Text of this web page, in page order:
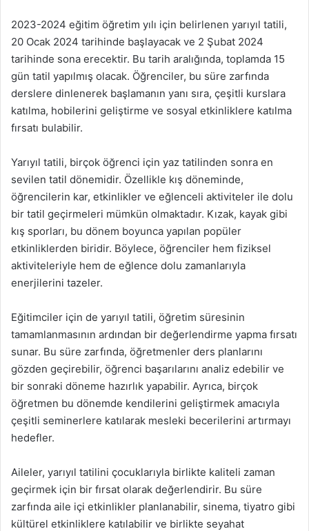
2023-2024 eğitim öğretim yılı için belirlenen yarıyıl tatili,
20 Ocak 2024 tarihinde başlayacak ve 2 Şubat 2024
tarihinde sona erecektir. Bu tarih aralığında, toplamda 15
gün tatil yapılmış olacak. Öğrenciler, bu süre zarfında
derslere dinlenerek başlamanın yanı sıra, çeşitli kurslara
katılma, hobilerini geliştirme ve sosyal etkinliklere katılma
fırsatı bulabilir.
Yarıyıl tatili, birçok öğrenci için yaz tatilinden sonra en
sevilen tatil dönemidir. Özellikle kış döneminde,
öğrencilerin kar, etkinlikler ve eğlenceli aktiviteler ile dolu
bir tatil geçirmeleri mümkün olmaktadır. Kızak, kayak gibi
kış sporları, bu dönem boyunca yapılan popüler
etkinliklerden biridir. Böylece, öğrenciler hem fiziksel
aktiviteleriyle hem de eğlence dolu zamanlarıyla
enerjilerini tazeler.
Eğitimciler için de yarıyıl tatili, öğretim süresinin
tamamlanmasının ardından bir değerlendirme yapma fırsatı
sunar. Bu süre zarfında, öğretmenler ders planlarını
gözden geçirebilir, öğrenci başarılarını analiz edebilir ve
bir sonraki döneme hazırlık yapabilir. Ayrıca, birçok
öğretmen bu dönemde kendilerini geliştirmek amacıyla
çeşitli seminerlere katılarak mesleki becerilerini artırmayı
hedefler.
Aileler, yarıyıl tatilini çocuklarıyla birlikte kaliteli zaman
geçirmek için bir fırsat olarak değerlendirir. Bu süre
zarfında aile içi etkinlikler planlanabilir, sinema, tiyatro gibi
kültürel etkinliklere katılabilir ve birlikte seyahat